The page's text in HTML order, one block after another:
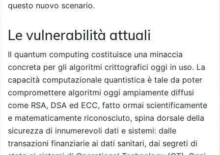
questo nuovo scenario.
Le vulnerabilità attuali
Il quantum computing costituisce una minaccia
concreta per gli algoritmi crittografici oggi in uso. La
capacità computazionale quantistica è tale da poter
compromettere algoritmi oggi ampiamente diffusi
come RSA, DSA ed ECC, fatto ormai scientificamente
e matematicamente riconosciuto, spina dorsale della
sicurezza di innumerevoli dati e sistemi: dalle
transazioni finanziarie ai dati sanitari, dai segreti di